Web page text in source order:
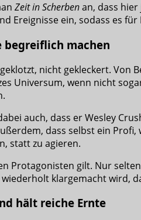
Zeit in Scherbenan, dass
Ereignisse ein, sodass es
begreiflich machen
nicht gekleckert. Von
Universum, wenn nicht
auch, dass er Wesley
dass selbst ein
statt zu agieren.
Protagonisten gilt. Nur
klargemacht wird,
hält reiche Ernte